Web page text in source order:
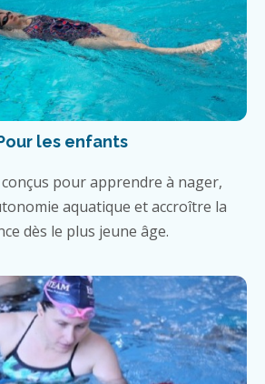
les enfants
pour apprendre à nager,
aquatique et accroître la
dès le plus jeune âge.